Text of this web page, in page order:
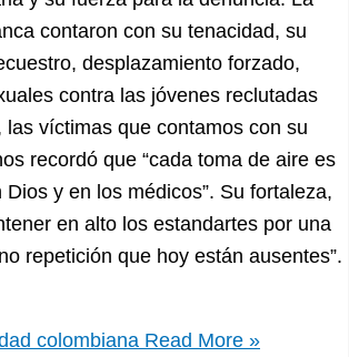
contaron con su tenacidad, su
desplazamiento forzado,
contra las jóvenes reclutadas
víctimas que contamos con su
recordó que “cada toma de aire es
y en los médicos”. Su fortaleza,
en alto los estandartes por una
repetición que hoy están ausentes”.
colombiana Read More »